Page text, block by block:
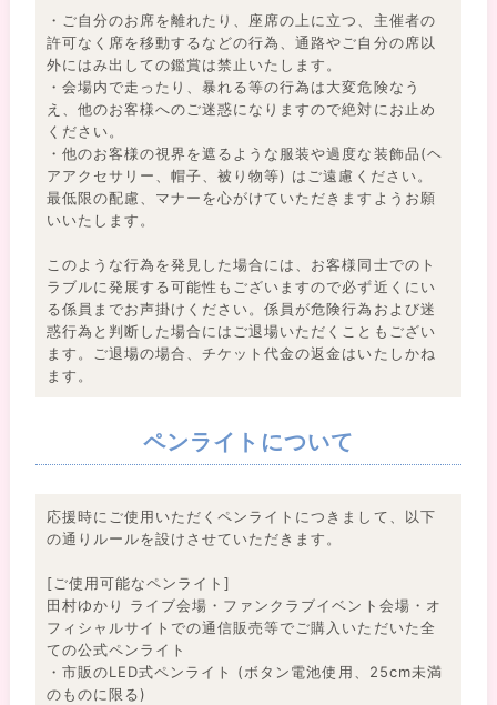
・ご自分のお席を離れたり、座席の上に立つ、主催者の
許可なく席を移動するなどの行為、通路やご自分の席以
外にはみ出しての鑑賞は禁止いたします。
・会場内で走ったり、暴れる等の行為は大変危険なう
え、他のお客様へのご迷惑になりますので絶対にお止め
ください。
・他のお客様の視界を遮るような服装や過度な装飾品(ヘ
アアクセサリー、帽子、被り物等) はご遠慮ください。
最低限の配慮、マナーを心がけていただきますようお願
いいたします。
このような行為を発見した場合には、お客様同士でのト
ラブルに発展する可能性もございますので必ず近くにい
る係員までお声掛けください。係員が危険行為および迷
惑行為と判断した場合にはご退場いただくこともござい
ます。ご退場の場合、チケット代金の返金はいたしかね
ます。
ペンライトについて
応援時にご使用いただくペンライトにつきまして、以下
の通りルールを設けさせていただきます。
[ご使用可能なペンライト]
田村ゆかり ライブ会場・ファンクラブイベント会場・オ
フィシャルサイトでの通信販売等でご購入いただいた全
ての公式ペンライト
・市販のLED式ペンライト (ボタン電池使用、25cm未満
のものに限る)